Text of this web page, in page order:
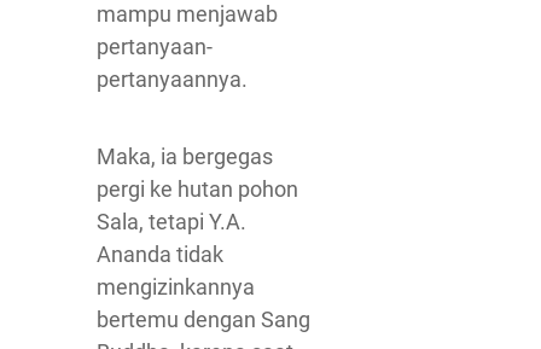
mampu menjawab
pertanyaan-
pertanyaannya.
Maka, ia bergegas
pergi ke hutan pohon
Sala, tetapi Y.A.
Ananda tidak
mengizinkannya
bertemu dengan Sang